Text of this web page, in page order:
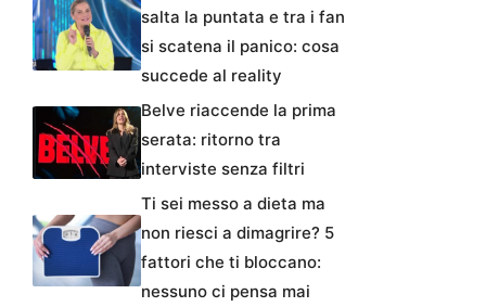
salta la puntata e tra i fan
si scatena il panico: cosa
succede al reality
Belve riaccende la prima
serata: ritorno tra
interviste senza filtri
Ti sei messo a dieta ma
non riesci a dimagrire? 5
fattori che ti bloccano:
nessuno ci pensa mai